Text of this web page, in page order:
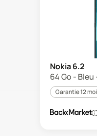
Nokia 6.2
64 Go -
Garantie 12